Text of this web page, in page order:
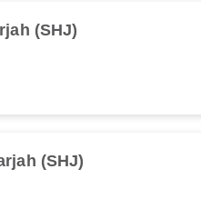
(SHJ)
(SHJ)